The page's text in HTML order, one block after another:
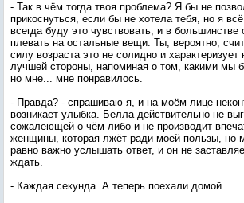
- Так в чём тогда твоя проблема? Я бы не
прикоснуться, если бы не хотела тебя, но я
всегда буду это чувствовать, и в
плевать на остальные вещи. Ты, вероятно,
силу возраста это не солидно и характеризует
лучшей стороны, напоминая о том, какими мы
но мне... мне понравилось.
- Правда? - спрашиваю я, и на моём лице
возникает улыбка. Белла действительно не
сожалеющей о чём-либо и не производит
женщины, которая лжёт ради моей пользы, но
равно важно услышать ответ, и он не
ждать.
- Каждая секунда. А теперь поехали домой.